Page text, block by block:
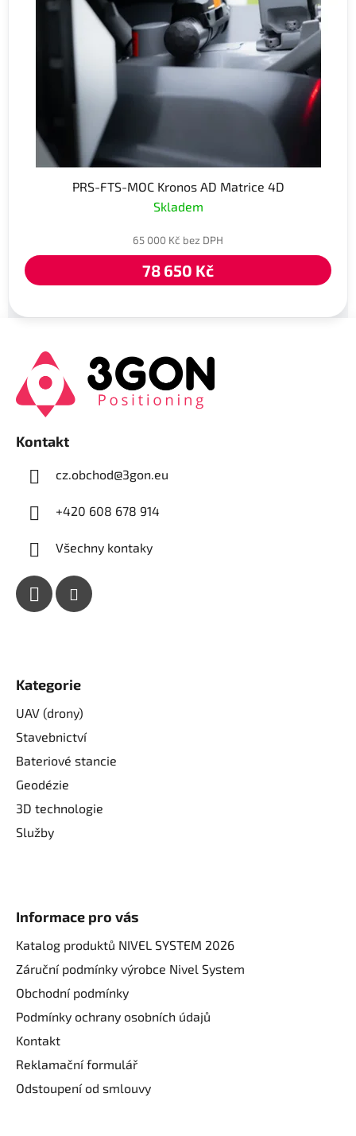
PRS-FTS-MOC Kronos AD Matrice 4D
Skladem
65 000 Kč bez DPH
78 650 Kč
Kontakt
cz.obchod@3gon.eu
+420 608 678 914
Všechny kontaky
Kategorie
UAV (drony)
Stavebnictví
Bateriové stancie
Geodézie
3D technologie
Služby
Informace pro vás
Katalog produktů NIVEL SYSTEM 2026
Záruční podmínky výrobce Nivel System
Obchodní podmínky
Podmínky ochrany osobních údajů
Kontakt
Reklamační formulář
Odstoupení od smlouvy